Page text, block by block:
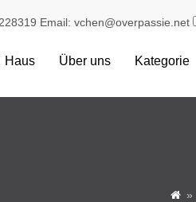
Email: vchen@overpassie.net
Haus Über uns Kategorie
 »